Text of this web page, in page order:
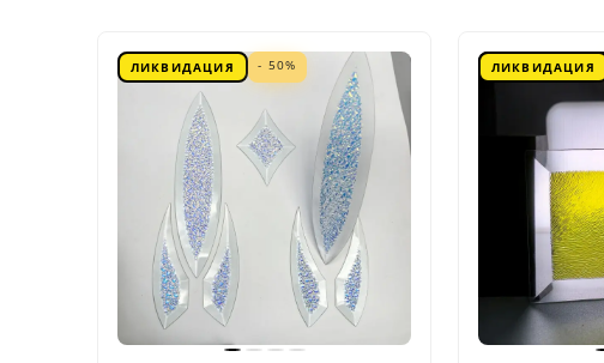
ЛИКВИДАЦИЯ - 50% ЛИКВИДАЦИЯ